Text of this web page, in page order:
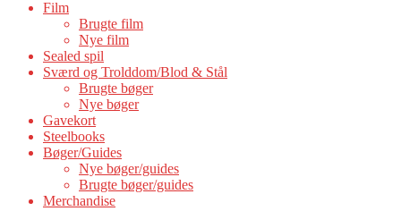
Film
Brugte film
Nye film
Sealed spil
Sværd og Trolddom/Blod & Stål
Brugte bøger
Nye bøger
Gavekort
Steelbooks
Bøger/Guides
Nye bøger/guides
Brugte bøger/guides
Merchandise